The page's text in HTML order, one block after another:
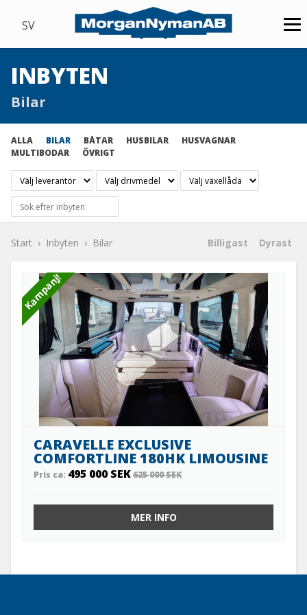
SV
INBYTEN
Bilar
ALLA BILAR BÅTAR HUSBILAR
HUSVAGNAR
MULTIBODAR
ÖVRIGT
Start Inbyten Bilar Billigast Dyrast
Kampanj!
CARAVELLE EXCLUSIVE
COMFORTLINE 180HK LIMOUSINE
Pris ca: 495 000 SEK625 000 SEK
MER INFO